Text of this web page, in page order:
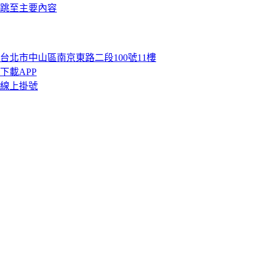
跳至主要內容
台北市中山區南京東路二段100號11樓
下載APP
線上掛號